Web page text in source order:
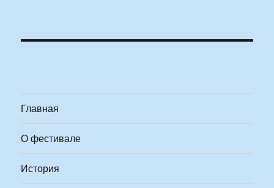
Главная
О фестивале
История